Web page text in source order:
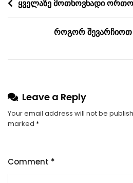
Post
ყველაზე მოთხოვნადი
როგორ შევარჩიოთ
Leave a Reply
Your email address will not be
marked *
Comment *